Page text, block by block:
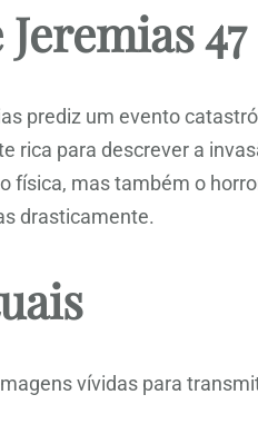
47
prediz um evento
rica para descrever a
física, mas também o
drasticamente.
vívidas para